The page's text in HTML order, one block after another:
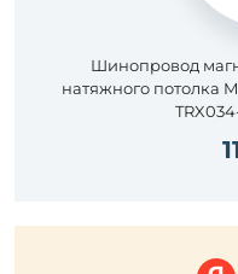
Шинопровод
натяжного потолка